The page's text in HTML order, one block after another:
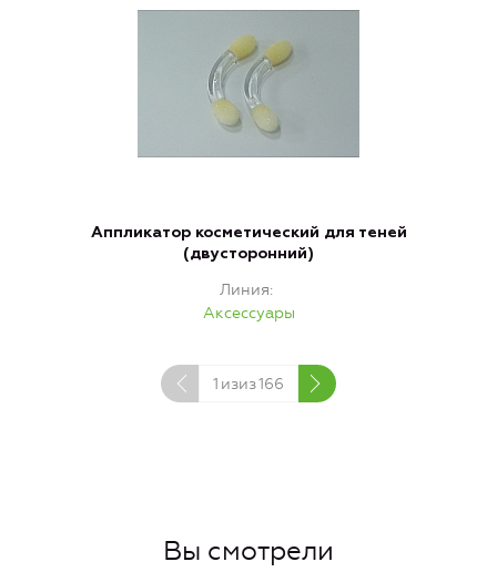
Аппликатор косметический для теней
(двусторонний)
Линия
Аксессуары
1 изиз166
Вы смотрели